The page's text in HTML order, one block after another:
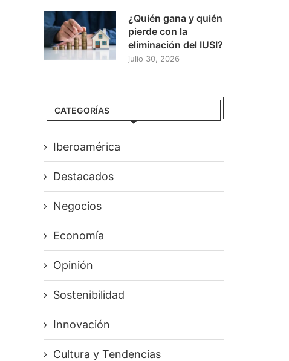
¿Quién gana y quién
pierde con la
eliminación del IUSI?
julio 30, 2026
CATEGORÍAS
Iberoamérica
Destacados
Negocios
Economía
Opinión
Sostenibilidad
Innovación
⁠Cultura y Tendencias